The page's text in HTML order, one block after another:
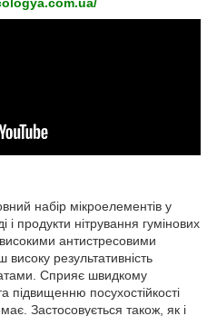
набір мікроелементів у
і продукти нітрування гумінових
антистресовими
результативність
Сприяє швидкому
підвищенню посухостійкості
Застосовується також, як і